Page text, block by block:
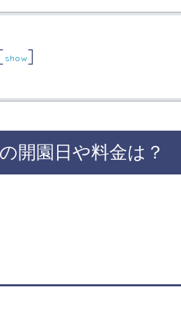
show]
開園日や料金は？